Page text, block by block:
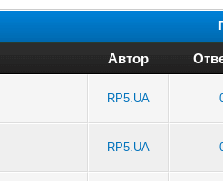
Автор
RP5.UA
RP5.UA